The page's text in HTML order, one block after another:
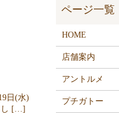
日(水)
し […]
HOME
店舗案内
アントルメ
プチガトー